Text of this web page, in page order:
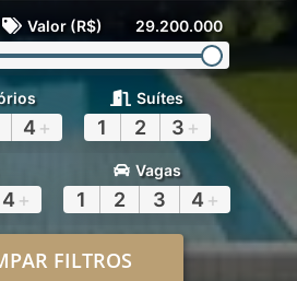
Valor (R$) 29.200.000
4 +
Suítes
1 2 3 +
4 +
Vagas
1 2 3 4 +
FILTROS